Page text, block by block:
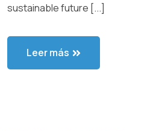
sustainable future [...]
Leer más